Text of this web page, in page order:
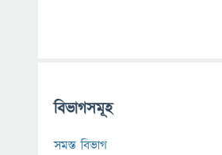
বিভাগসমূহ
সমস্ত বিভাগ